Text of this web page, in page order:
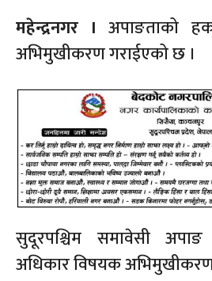
महेन्द्रनगर । अपाङताको
अभिमुखीकरण गराईएको छ ।
सुदूरपश्चिम समावेसी
अधिकार विषयक अभिमुखीकरण